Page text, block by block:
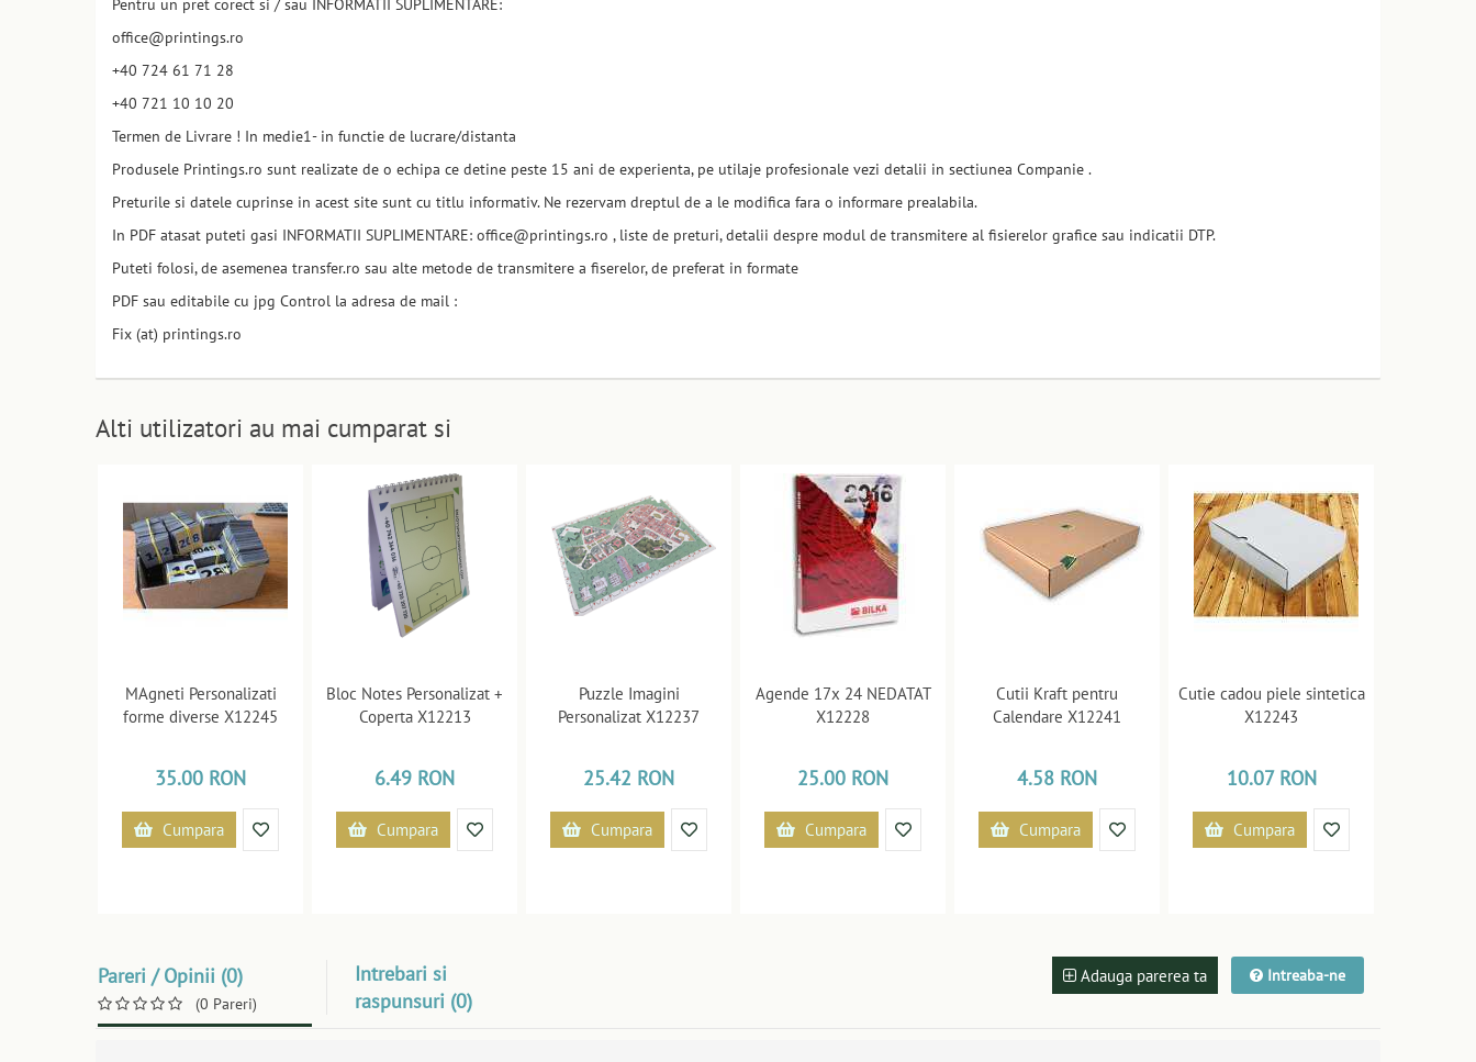
Pentru un pret corect si / sau INFORMATII SUPLIMENTARE:
office@printings.ro
+40 724 61 71 28
+40 721 10 10 20
Termen de Livrare ! In medie1- in functie de lucrare/distanta
Produsele Printings.ro sunt realizate de o echipa ce detine peste 15 ani de experienta, pe utilaje profesionale vezi detalii in sectiunea Companie .
Preturile si datele cuprinse in acest site sunt cu titlu informativ. Ne rezervam dreptul de a le modifica fara o informare prealabila.
In PDF atasat puteti gasi INFORMATII SUPLIMENTARE: office@printings.ro , liste de preturi, detalii despre modul de transmitere al fisierelor grafice sau indicatii DTP.
Puteti folosi, de asemenea transfer.ro sau alte metode de transmitere a fiserelor, de preferat in formate
PDF sau editabile cu jpg Control la adresa de mail :
Fix (at) printings.ro
Alti utilizatori au mai cumparat si
MAgneti Personalizati
forme diverse X12245
35.00 RON
Cumpara
Bloc Notes Personalizat +
Coperta X12213
6.49 RON
Cumpara
Puzzle Imagini
Personalizat X12237
25.42 RON
Cumpara
Agende 17x 24 NEDATAT
X12228
25.00 RON
Cumpara
Cutii Kraft pentru
Calendare X12241
4.58 RON
Cumpara
Cutie cadou piele sintetica
X12243
10.07 RON
Cumpara
Pareri / Opinii (0)
(0 Pareri)
Intrebari si
raspunsuri (0)
Adauga parerea ta Intreaba-ne